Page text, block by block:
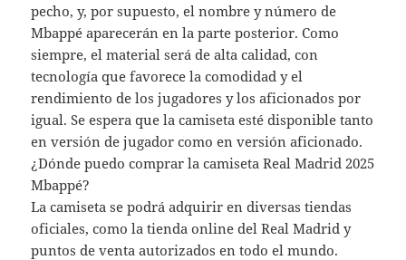
pecho, y, por supuesto, el nombre y número de
Mbappé aparecerán en la parte posterior. Como
siempre, el material será de alta calidad, con
tecnología que favorece la comodidad y el
rendimiento de los jugadores y los aficionados por
igual. Se espera que la camiseta esté disponible tanto
en versión de jugador como en versión aficionado.
¿Dónde puedo comprar la camiseta Real Madrid 2025
Mbappé?
La camiseta se podrá adquirir en diversas tiendas
oficiales, como la tienda online del Real Madrid y
puntos de venta autorizados en todo el mundo.